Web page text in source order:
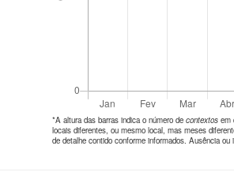
*A altura das barras indica o número de contextos em
locais diferentes, ou mesmo local, mas meses
de detalhe contido conforme informados. Ausência ou